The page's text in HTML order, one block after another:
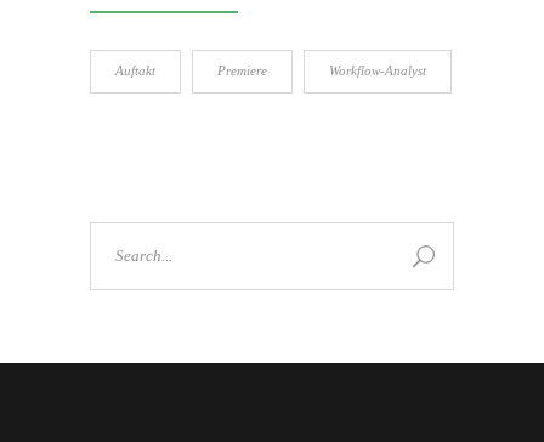
Auftakt Premiere Workflow-Analyst